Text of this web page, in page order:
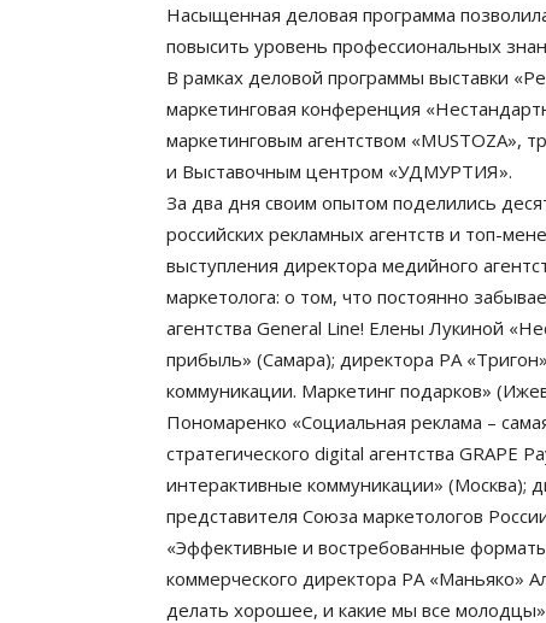
Насыщенная деловая программа
повысить уровень профессиональных
В рамках деловой программы выставки
маркетинговая конференция
маркетинговым агентством «MUSTOZA»,
и Выставочным центром «УДМУРТИЯ».
За два дня своим опытом поделились
российских рекламных агентств и топ-
выступления директора медийного
маркетолога: о том, что постоянно
агентства General Line! Елены Лукиной
прибыль» (Самара); директора РА
коммуникации. Маркетинг подарков»
Пономаренко «Социальная реклама –
стратегического digital агентства
интерактивные коммуникации» (Москва);
представителя Союза маркетологов
«Эффективные и востребованные
коммерческого директора РА «Маньяко»
делать хорошее, и какие мы все